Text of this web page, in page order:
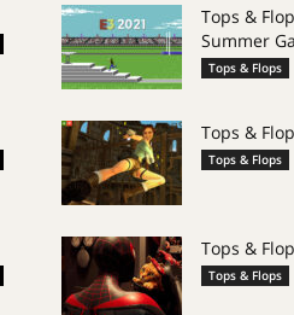
Tops &
Summer
Tops & Flops
Tops &
Tops & Flops
Tops &
Tops & Flops